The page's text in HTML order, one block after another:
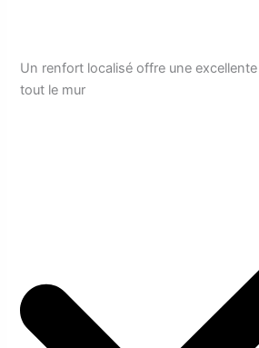
Un renfort localisé offre une
tout le mur